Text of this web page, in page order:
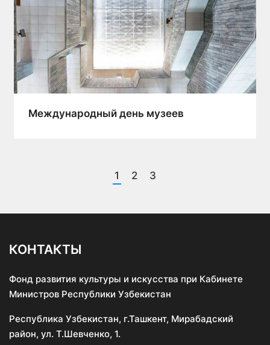
Международный день музеев
1 2 3
КОНТАКТЫ
Фонд развития культуры и искусства при Кабинете
Министров Республики Узбекистан
Республика Узбекистан, г.Ташкент, Мирабадский
район, ул. Т.Шевченко, 1.